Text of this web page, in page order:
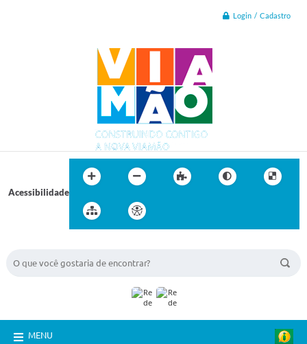
Login / Cadastro
Acessibilidade
MENU